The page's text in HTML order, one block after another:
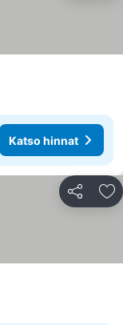
Katso hinnat
Jaa